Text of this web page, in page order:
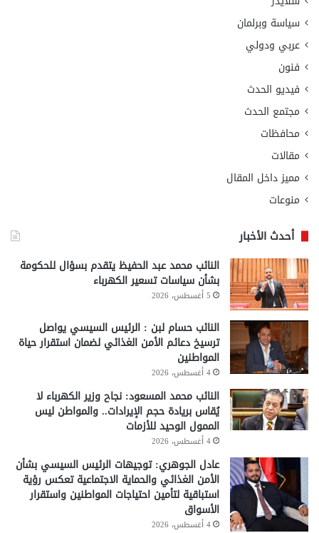
سياسة وبرلمان
عربي ودولي
فنون
فيديو الحدث
مجتمع الحدث
محافظات
مقالات
مميز داخل المقال
منوعات
أحدث الأخبار
النائب محمد عبد الحفيظ يتقدم بسؤال للحكومة
بشأن سياسات تسعير الكهرباء
5 أغسطس، 2026
النائب حسام لبن : الرئيس السيسي يواصل
ترسيخ دعائم الأمن الغذائي لضمان استقرار حياة
المواطنين
4 أغسطس، 2026
النائب محمد المسعود: نجاح وزير الكهرباء لا
يُقاس بريادة حجم الإيرادات.. والمواطن ليس
الممول الوحيد للأزمات
4 أغسطس، 2026
عادل الجوهري: توجيهات الرئيس السيسي بشأن
الأمن الغذائي والحماية الاجتماعية تعكس رؤية
استباقية لتأمين احتياجات المواطنين واستقرار
الأسواق
4 أغسطس، 2026